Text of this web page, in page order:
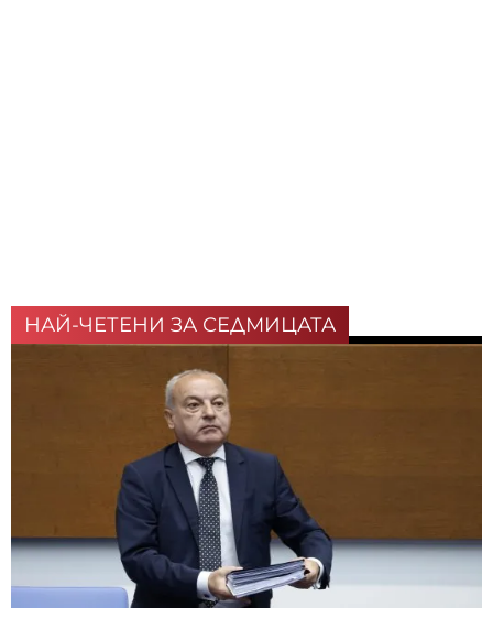
НАЙ-ЧЕТЕНИ ЗА СЕДМИЦАТА